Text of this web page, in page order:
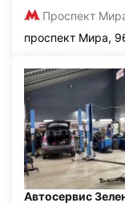
Проспект
проспект Мира,
Автосервис